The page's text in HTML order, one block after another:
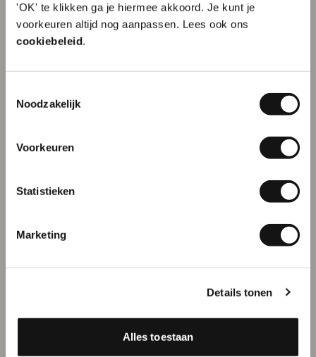
'OK' te klikken ga je hiermee akkoord. Je kunt je
voorkeuren altijd nog aanpassen. Lees ook ons
cookiebeleid.
Noodzakelijk
Voorkeuren
Statistieken
Marketing
Details tonen
Alles toestaan
Softcover boeken
Vanaf € 1,78 per stuk
Maatwerk vanaf 25
Hardcover boeken
Vanaf 25 stuks
Voorzien van
Verkrijgbaar in elk
formaat
10% korting op je
eerste order?
Naam
E-mailadres